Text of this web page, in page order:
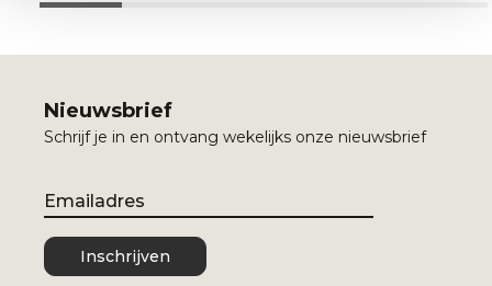
Nieuwsbrief
Schrijf je in en ontvang wekelijks onze nieuwsbrief
Email
Inschrijven